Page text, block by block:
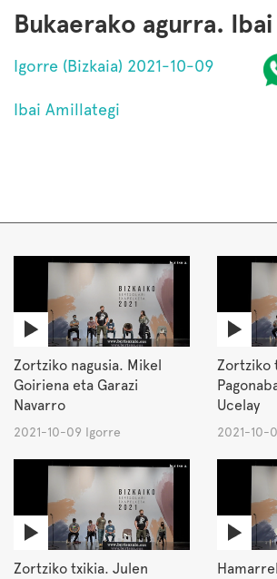
Bukaerako agurra.
Igorre (Bizkaia) 2021-10-09
Ibai Amillategi
Zortziko nagusia. Mikel
Goiriena eta Garazi
Navarro
2021-10-09 Igorre
Zortziko
Ucelay
2021-10-
Zortziko txikia. Julen